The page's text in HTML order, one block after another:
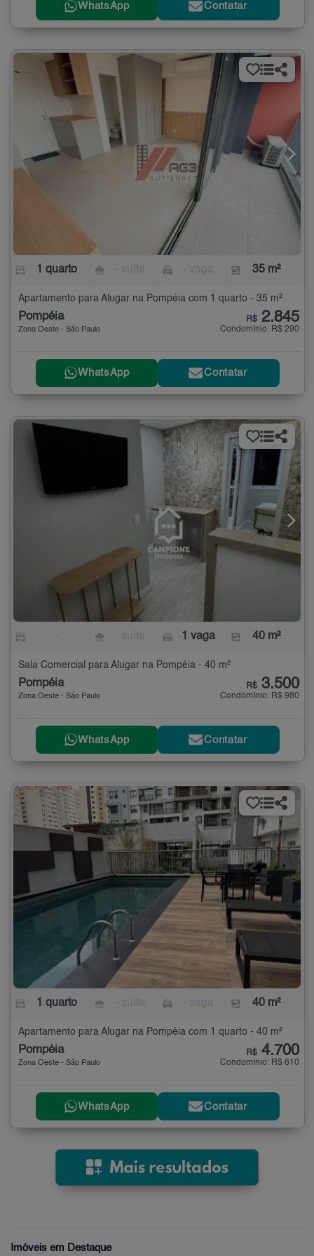
WhatsApp Contatar
1 quarto 35 m²
Apartamento para Alugar na Pompéia com 1 quarto - 35 m²
Pompéia
Zona Oeste - São Paulo
R$ 2.845
Condomínio: R$ 290
WhatsApp Contatar
1 vaga 40 m²
Sala Comercial para Alugar na Pompéia - 40 m²
Pompéia
Zona Oeste - São Paulo
R$ 3.500
Condomínio: R$ 980
WhatsApp Contatar
1 quarto 40 m²
Apartamento para Alugar na Pompéia com 1 quarto - 40 m²
Pompéia
Zona Oeste - São Paulo
R$ 4.700
Condomínio: R$ 610
WhatsApp Contatar
Imóveis em Destaque